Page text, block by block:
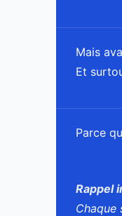
Mais
Et
Parce
Rappel
Chaque